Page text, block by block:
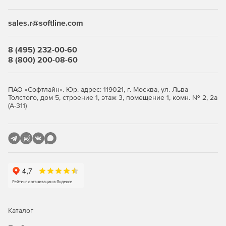
Для ЮЛ с любыми другими ОКВЭД подойдет
Преимущества
продукт полностью отвечает требованиям
российского законодательства и обладает
производительности файлового сервера.
Dr.Web идеально функционировать на серверах
sales.r@softline.com
8 (495) 232-00-60
8 (800) 200-08-60
ПАО «Софтлайн». Юр. адрес: 119021, г. Москва, ул. Льва
Толстого, дом 5, строение 1, этаж 3, помещение 1, комн. № 2, 2а
(А-311)
Каталог